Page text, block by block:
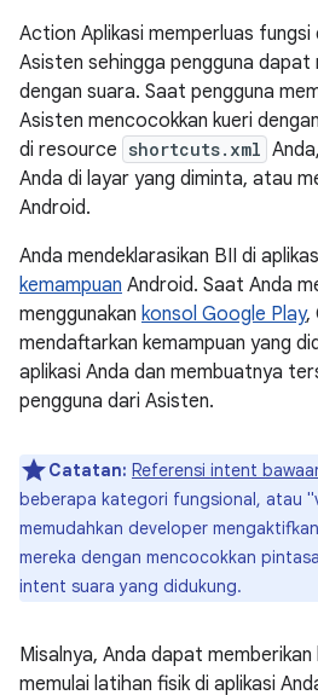
Action Aplikasi memperluas fungsi
Asisten sehingga pengguna dapat
dengan suara. Saat pengguna
Asisten mencocokkan kueri
di resource shortcuts.xml
Anda di layar yang diminta, atau
Android.
Anda mendeklarasikan BII di
kemampuan Android. Saat Anda
menggunakan konsol Google Play,
mendaftarkan kemampuan yang
aplikasi Anda dan membuatnya
pengguna dari Asisten.
Catatan: Referensi intent
beberapa kategori fungsional, atau
memudahkan developer
mereka dengan mencocokkan
intent suara yang didukung.
Misalnya, Anda dapat memberikan
memulai latihan fisik di aplikasi